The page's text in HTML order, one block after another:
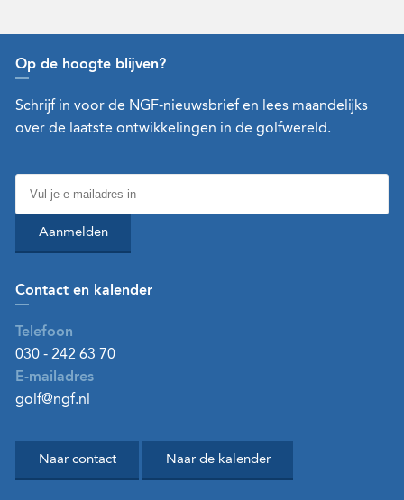
Op de hoogte blijven?
Schrijf in voor de NGF-nieuwsbrief en lees maandelijks
over de laatste ontwikkelingen in de golfwereld.
Aanmelden
Contact en kalender
Telefoon
030 - 242 63 70
E-mailadres
golf@ngf.nl
Naar contact Naar de kalender